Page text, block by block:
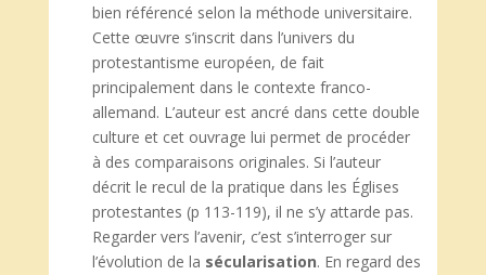
bien référencé selon la méthode universitaire.
Cette œuvre s’inscrit dans l’univers du
protestantisme européen, de fait
principalement dans le contexte franco-
allemand. L’auteur est ancré dans cette double
culture et cet ouvrage lui permet de procéder
à des comparaisons originales. Si l’auteur
décrit le recul de la pratique dans les Églises
protestantes (p 113-119), il ne s’y attarde pas.
Regarder vers l’avenir, c’est s’interroger sur
l’évolution de la sécularisation. En regard des